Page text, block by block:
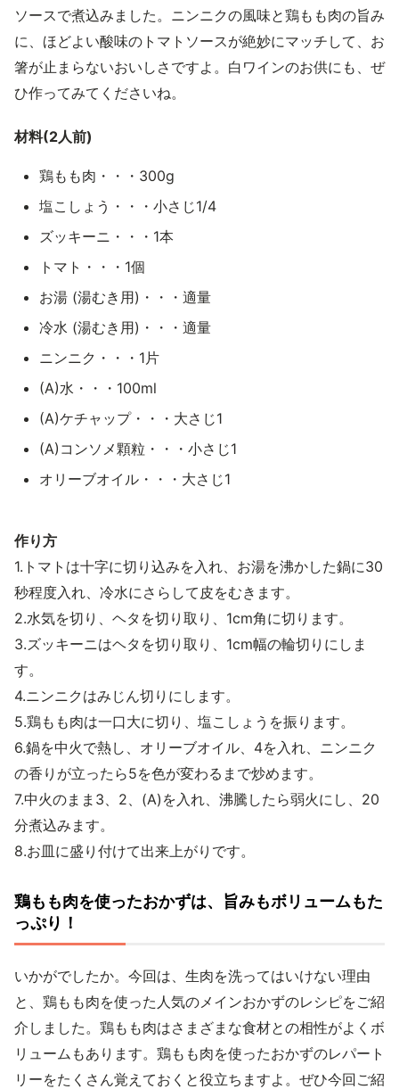
ソースで煮込みました。ニンニクの風味と鶏もも肉の旨み
に、ほどよい酸味のトマトソースが絶妙にマッチして、お
箸が止まらないおいしさですよ。白ワインのお供にも、ぜ
ひ作ってみてくださいね。
材料(2人前)
鶏もも肉・・・300g
塩こしょう・・・小さじ1/4
ズッキーニ・・・1本
トマト・・・1個
お湯 (湯むき用)・・・適量
冷水 (湯むき用)・・・適量
ニンニク・・・1片
(A)水・・・100ml
(A)ケチャップ・・・大さじ1
(A)コンソメ顆粒・・・小さじ1
オリーブオイル・・・大さじ1
作り方
1.トマトは十字に切り込みを入れ、お湯を沸かした鍋に30
秒程度入れ、冷水にさらして皮をむきます。
2.水気を切り、ヘタを切り取り、1cm角に切ります。
3.ズッキーニはヘタを切り取り、1cm幅の輪切りにしま
す。
4.ニンニクはみじん切りにします。
5.鶏もも肉は一口大に切り、塩こしょうを振ります。
6.鍋を中火で熱し、オリーブオイル、4を入れ、ニンニク
の香りが立ったら5を色が変わるまで炒めます。
7.中火のまま3、2、(A)を入れ、沸騰したら弱火にし、20
分煮込みます。
8.お皿に盛り付けて出来上がりです。
鶏もも肉を使ったおかずは、旨みもボリュームもた
っぷり！
いかがでしたか。今回は、生肉を洗ってはいけない理由
と、鶏もも肉を使った人気のメインおかずのレシピをご紹
介しました。鶏もも肉はさまざまな食材との相性がよくボ
リュームもあります。鶏もも肉を使ったおかずのレパート
リーをたくさん覚えておくと役立ちますよ。ぜひ今回ご紹